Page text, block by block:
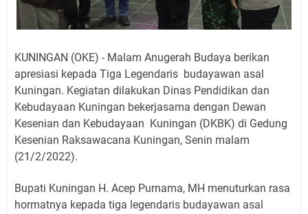
Sudahkah Kita Merdeka Dari Hawa Nafsu?
KUNINGAN (OKE) - Malam Anugerah Budaya berikan
apresiasi kepada Tiga Legendaris budayawan asal
Kuningan. Kegiatan dilakukan Dinas Pendidikan dan
Kebudayaan Kuningan bekerjasama dengan Dewan
Kesenian dan Kebudayaan Kuningan (DKBK) di Gedung
Kesenian Raksawacana Kuningan, Senin malam
(21/2/2022).
Bupati Kuningan H. Acep Purnama, MH menuturkan rasa
hormatnya kepada tiga legendaris budayawan asal